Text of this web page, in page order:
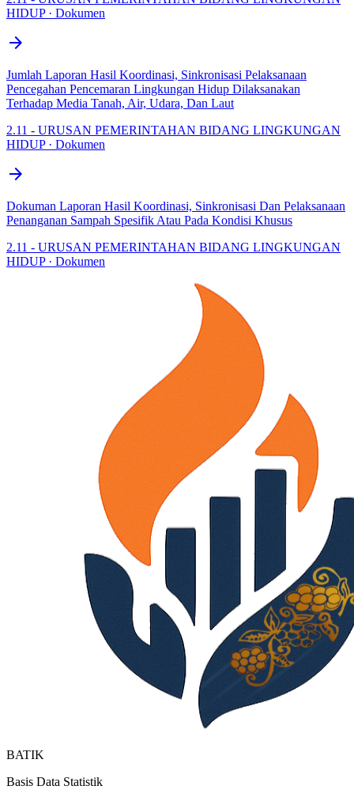
HIDUP · Dokumen
arrow_forward
Jumlah Laporan Hasil Koordinasi, Sinkronisasi Pelaksanaan
Pencegahan Pencemaran Lingkungan Hidup Dilaksanakan
Terhadap Media Tanah, Air, Udara, Dan Laut
2.11 - URUSAN PEMERINTAHAN BIDANG LINGKUNGAN
HIDUP · Dokumen
arrow_forward
Dokuman Laporan Hasil Koordinasi, Sinkronisasi Dan Pelaksanaan
Penanganan Sampah Spesifik Atau Pada Kondisi Khusus
2.11 - URUSAN PEMERINTAHAN BIDANG LINGKUNGAN
HIDUP · Dokumen
BATIK
Basis Data Statistik